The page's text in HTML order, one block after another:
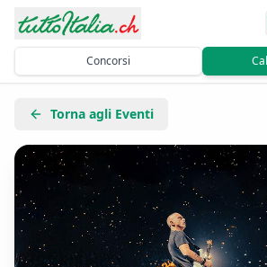
Concorsi
Torna agli Eventi